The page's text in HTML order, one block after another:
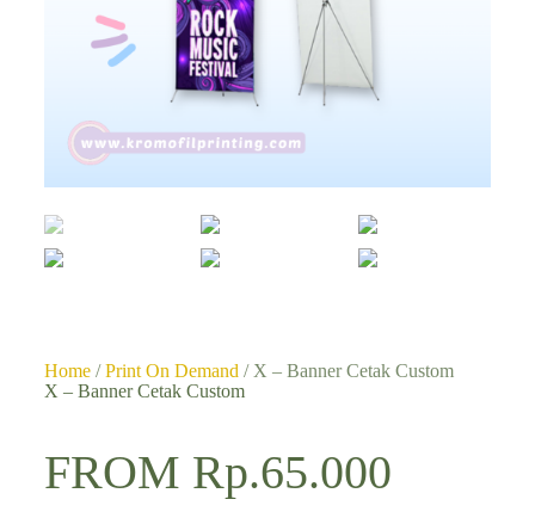
Home/Print On Demand / X – Banner Cetak Custom
X – Banner Cetak Custom
FROM Rp.65.000